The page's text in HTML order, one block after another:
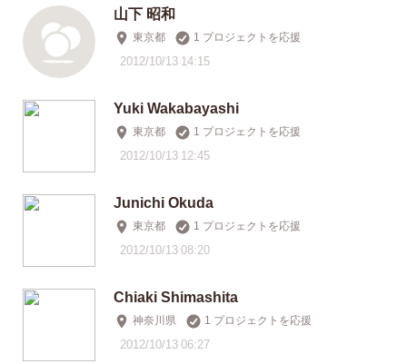
山下 昭和
東京都 1 プロジェクトを応援
2012/10/13 14:15
Yuki Wakabayashi
東京都 1 プロジェクトを応援
2012/10/13 12:45
Junichi Okuda
東京都 1 プロジェクトを応援
2012/10/13 08:20
Chiaki Shimashita
神奈川県 1 プロジェクトを応援
2012/10/13 06:27